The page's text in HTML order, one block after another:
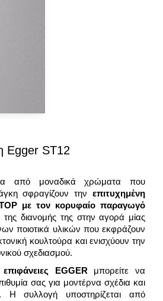
Egger ST12
από μοναδικά χρώματα που
σφραγίζουν την επιτυχημένη
με τον κορυφαίο παραγωγό
της διανομής της στην αγορά μίας
ποιοτικά υλικών που εκφράζουν
κουλτούρα και ενισχύουν την
σχεδιασμού.
EGGER μπορείτε να
σας για μοντέρνα σχέδια και
Η συλλογή υποστηρίζεται από